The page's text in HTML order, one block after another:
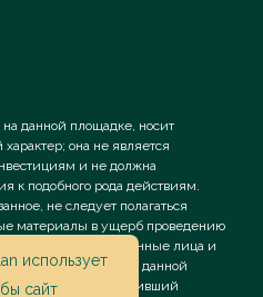
данной площадке, носит
она не является
и не должна
к подобного рода действиям.
не следует полагаться
материалы в ущерб проведению
его аффилированные лица и
за использование данной
ущерб, наступивший
использует
сайт